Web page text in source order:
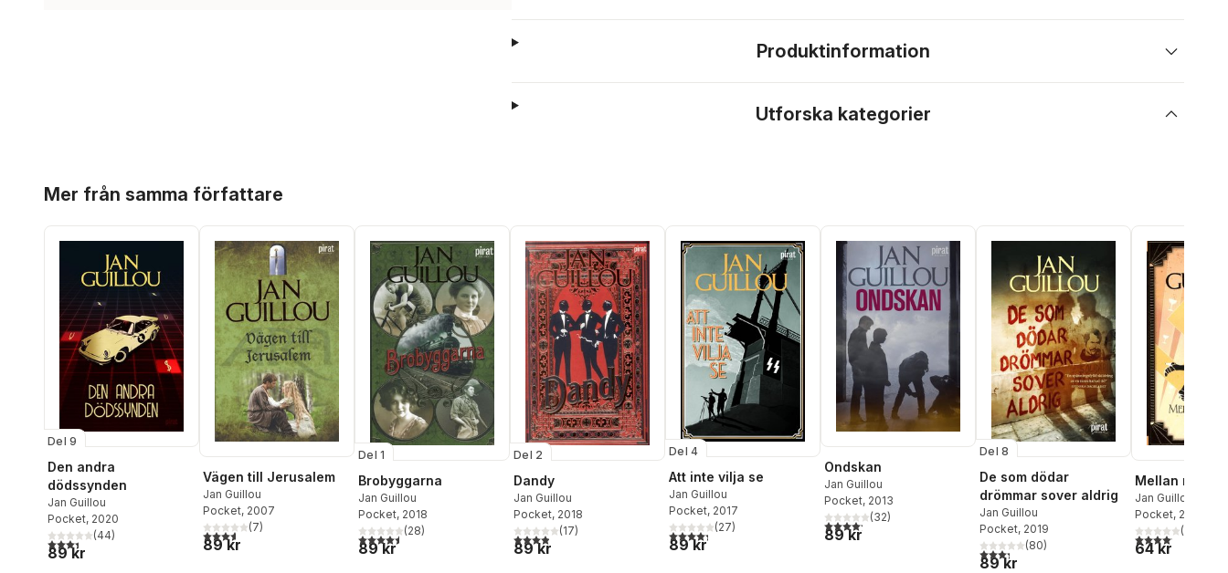
Produktinformation
Utforska kategorier
Mer från samma författare
Del 9
Den andra
dödssynden
Jan Guillou
Pocket, 2020
3,4utav 5 stjärnor. Totalt antal röster:
(44)
89 kr
Vägen till Jerusalem
Jan Guillou
Pocket, 2007
3,6utav 5 stjärnor. Totalt antal röster:
(7)
89 kr
Del 1
Brobyggarna
Jan Guillou
Pocket, 2018
4,5utav 5 stjärnor. Totalt antal röster:
(28)
89 kr
Del 2
Dandy
Jan Guillou
Pocket, 2018
3,9utav 5 stjärnor. Totalt antal röster:
(17)
89 kr
Del 4
Att inte vilja se
Jan Guillou
Pocket, 2017
4,3utav 5 stjärnor. Totalt antal röster:
(27)
89 kr
Ondskan
Jan Guillou
Pocket, 2013
4,2utav 5 stjärnor. Totalt antal röster:
(32)
89 kr
Del 8
De som dödar
drömmar sover aldrig
Jan Guillou
Pocket, 2019
3,3utav 5 stjärnor. Totalt antal röster:
(80)
89 kr
Mellan rött
Jan Guillou
Pocket, 2018
4,1utav 5(
64 kr